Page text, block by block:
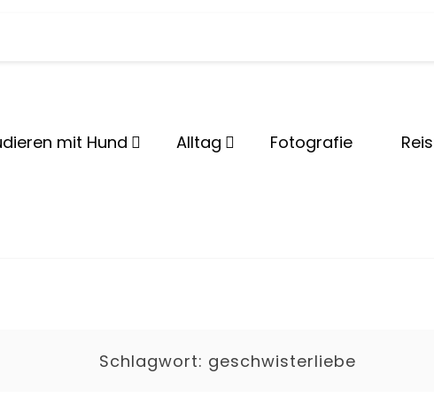
mit Hund Alltag Fotografie
Schlagwort: geschwisterliebe